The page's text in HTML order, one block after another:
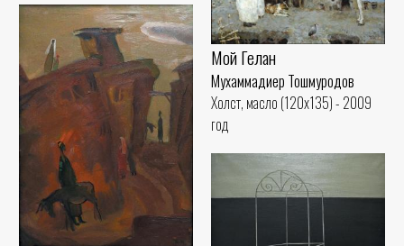
Мой Гелан
Мухаммадиер Тошмуродов
Холст, масло (120x135) - 2009
год